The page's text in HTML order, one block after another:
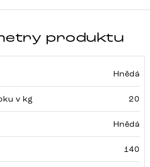
produktu
Hnědá
v kg 20
Hnědá
140